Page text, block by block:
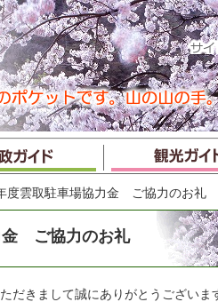
度雲取駐車場協力金 ご協力のお礼
金 ご協力のお礼
だきまして誠にありがとうございま